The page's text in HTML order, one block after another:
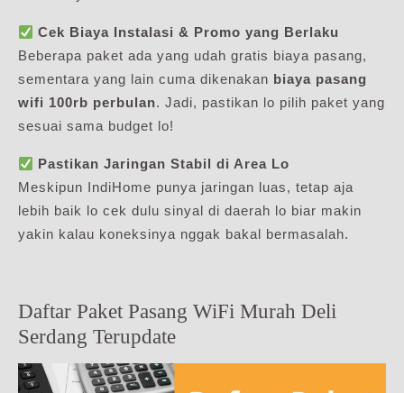
Cek Biaya Instalasi & Promo yang Berlaku
Beberapa paket ada yang udah gratis biaya pasang,
sementara yang lain cuma dikenakan biaya pasang
wifi 100rb perbulan. Jadi, pastikan lo pilih paket yang
sesuai sama budget lo!
Pastikan Jaringan Stabil di Area Lo
Meskipun IndiHome punya jaringan luas, tetap aja
lebih baik lo cek dulu sinyal di daerah lo biar makin
yakin kalau koneksinya nggak bakal bermasalah.
Daftar Paket Pasang WiFi Murah Deli
Serdang Terupdate